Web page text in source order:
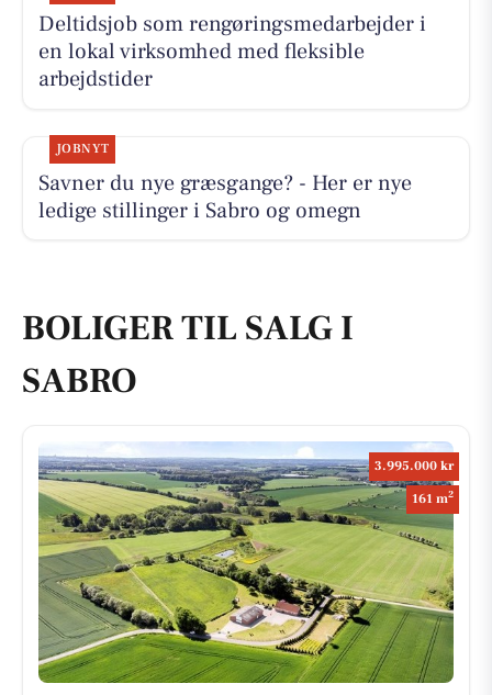
Deltidsjob som rengøringsmedarbejder i
en lokal virksomhed med fleksible
arbejdstider
JOBNYT
Savner du nye græsgange? - Her er nye
ledige stillinger i Sabro og omegn
BOLIGER TIL SALG I
SABRO
3.995.000 kr
161 m2